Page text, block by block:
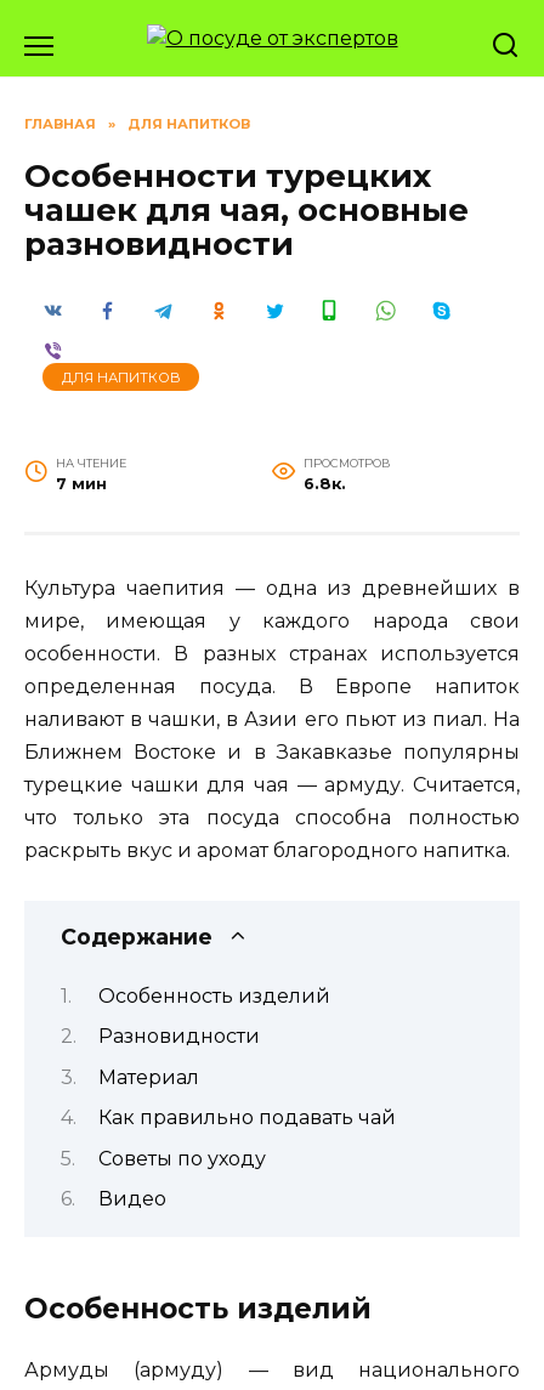
содержанию
ГЛАВНАЯ » ДЛЯ НАПИТКОВ
Особенности турецких
чашек для чая, основные
разновидности
ДЛЯ НАПИТКОВ
НА ЧТЕНИЕ
7 мин
ПРОСМОТРОВ
6.8к.
Культура чаепития — одна из древнейших в
мире, имеющая у каждого народа свои
особенности. В разных странах используется
определенная посуда. В Европе напиток
наливают в чашки, в Азии его пьют из пиал. На
Ближнем Востоке и в Закавказье популярны
турецкие чашки для чая — армуду. Считается,
что только эта посуда способна полностью
раскрыть вкус и аромат благородного напитка.
Содержание
Особенность изделий
Разновидности
Материал
Как правильно подавать чай
Советы по уходу
Видео
Особенность изделий
Армуды (армуду) — вид национального